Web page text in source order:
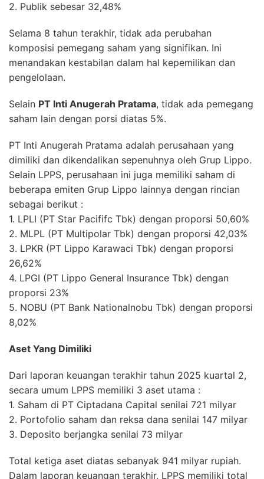
2. Publik sebesar 32,48%
Selama 8 tahun terakhir, tidak ada perubahan
komposisi pemegang saham yang signifikan. Ini
menandakan kestabilan dalam hal kepemilikan dan
pengelolaan.
Selain PT Inti Anugerah Pratama, tidak ada pemegang
saham lain dengan porsi diatas 5%.
PT Inti Anugerah Pratama adalah perusahaan yang
dimiliki dan dikendalikan sepenuhnya oleh Grup Lippo.
Selain LPPS, perusahaan ini juga memiliki saham di
beberapa emiten Grup Lippo lainnya dengan rincian
sebagai berikut :
1. LPLI (PT Star Pacififc Tbk) dengan proporsi 50,60%
2. MLPL (PT Multipolar Tbk) dengan proporsi 42,03%
3. LPKR (PT Lippo Karawaci Tbk) dengan proporsi
26,62%
4. LPGI (PT Lippo General Insurance Tbk) dengan
proporsi 23%
5. NOBU (PT Bank Nationalnobu Tbk) dengan proporsi
8,02%
Aset Yang Dimiliki
Dari laporan keuangan terakhir tahun 2025 kuartal 2,
secara umum LPPS memiliki 3 aset utama :
1. Saham di PT Ciptadana Capital senilai 721 milyar
2. Portofolio saham dan reksa dana senilai 147 milyar
3. Deposito berjangka senilai 73 milyar
Total ketiga aset diatas sebanyak 941 milyar rupiah.
Dalam laporan keuangan terakhir, LPPS memiliki total